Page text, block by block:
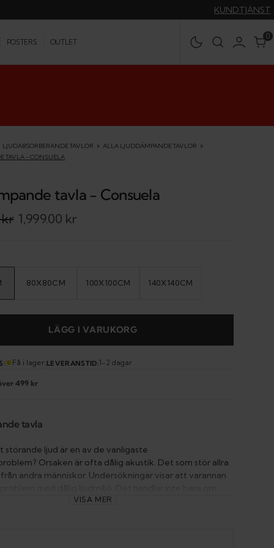
KUNDTJÄNST
POSTERS OUTLET
00
LJUDABSORBERANDE TAVLOR
ALLA LJUDDÄMPANDE TAVLOR
TAVLA - CONSUELA
tavla - Consuela
kr 1,999.00 kr
80X80CM
VARIANT
UNAVAILABLE
100X100CM
VARIANT
UNAVAILABLE
140X140CM
VARIANT
UNAVAILABLE
LÄGG I VARUKORG
● Få i lager. LEVERANSTID:1-2 dagar
499 kr
tavla
störande ljud är en av de vanligaste
Orsaken är ofta dålig akustik. Det som stör allra
andra människor. Undersökningar visar att varannan
Ljud som stör oss mest är ljud från andra
VISA MER